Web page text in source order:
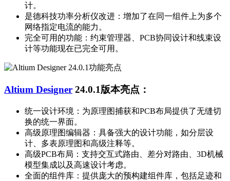
计。
是德科技功率分析仪改进：增加了在同一组件上为多个
网络指定电流的能力。
完全可用的功能：约束管理器、PCB协同设计和线束设
计等功能现在已完全可用。
Altium Designer 24.0.1版本亮点：
统一设计环境：为原理图捕获和PCB布局提供了无缝切
换的统一界面。
高级原理图编辑器：具备强大的设计功能，如分层设
计、多表原理图和高级注释等。
高级PCB布局：支持交互式路由、差分对路由、3D机械
模型集成以及高速设计考虑。
全面的组件库：提供庞大的预构建组件库，包括足迹和